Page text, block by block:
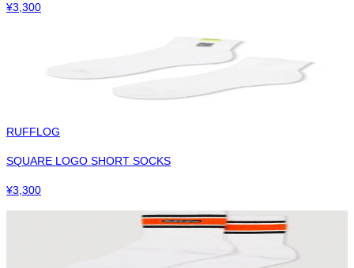
¥3,300
RUFFLOG
SQUARE LOGO SHORT SOCKS
¥3,300